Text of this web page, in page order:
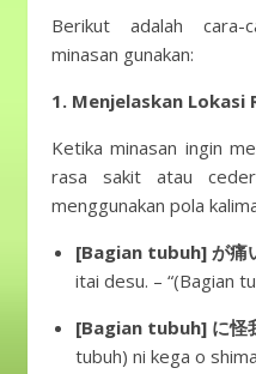
Berikut adalah
minasan gunakan:
1. Menjelaskan Lokasi
Ketika minasan ingin
rasa sakit atau
menggunakan pola
[Bagian tubuh] が痛
itai desu. – “(Bagian
[Bagian tubuh] に怪
tubuh) ni kega o